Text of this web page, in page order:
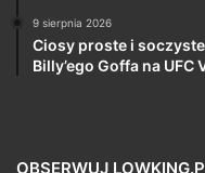
9 sierpnia 2026
Ciosy proste i
Billy’ego Goffa na UFC
OBSERWUJ